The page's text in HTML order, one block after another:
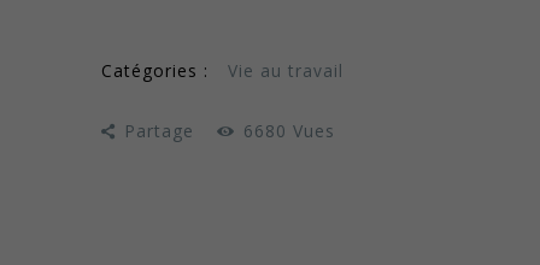
Catégories : Vie au travail
Partage 6680 Vues